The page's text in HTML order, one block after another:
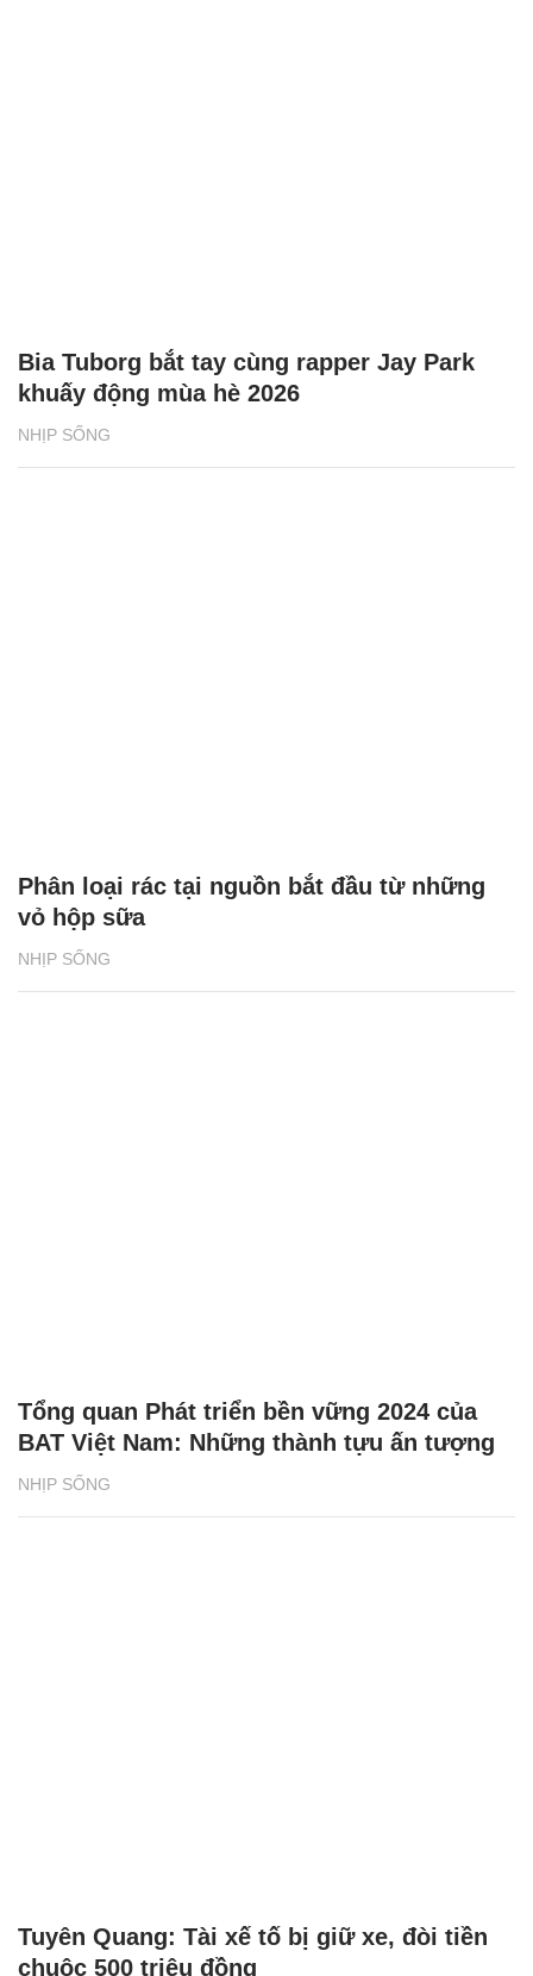
NHỊP SỐNG
Bia Tuborg bắt tay cùng rapper Jay Park
khuấy động mùa hè 2026
NHỊP SỐNG
Phân loại rác tại nguồn bắt đầu từ những
vỏ hộp sữa
NHỊP SỐNG
Tổng quan Phát triển bền vững 2024 của
BAT Việt Nam: Những thành tựu ấn tượng
Tuyên Quang: Tài xế tố bị giữ xe, đòi tiền
chuộc 500 triệu đồng